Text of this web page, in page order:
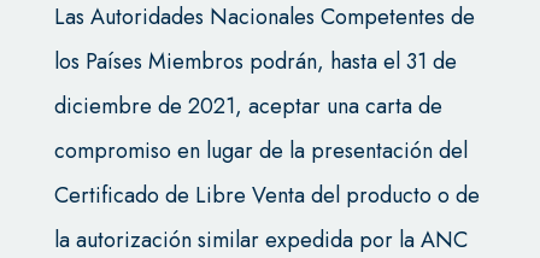
Las Autoridades Nacionales Competentes de
los Países Miembros podrán, hasta el 31 de
diciembre de 2021, aceptar una carta de
compromiso en lugar de la presentación del
Certificado de Libre Venta del producto o de
la autorización similar expedida por la ANC